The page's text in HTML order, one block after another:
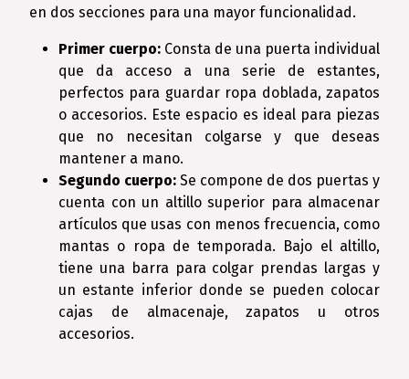
en dos secciones para una mayor funcionalidad.
Primer cuerpo: Consta de una puerta individual
que da acceso a una serie de estantes,
perfectos para guardar ropa doblada, zapatos
o accesorios. Este espacio es ideal para piezas
que no necesitan colgarse y que deseas
mantener a mano.
Segundo cuerpo: Se compone de dos puertas y
cuenta con un altillo superior para almacenar
artículos que usas con menos frecuencia, como
mantas o ropa de temporada. Bajo el altillo,
tiene una barra para colgar prendas largas y
un estante inferior donde se pueden colocar
cajas de almacenaje, zapatos u otros
accesorios.